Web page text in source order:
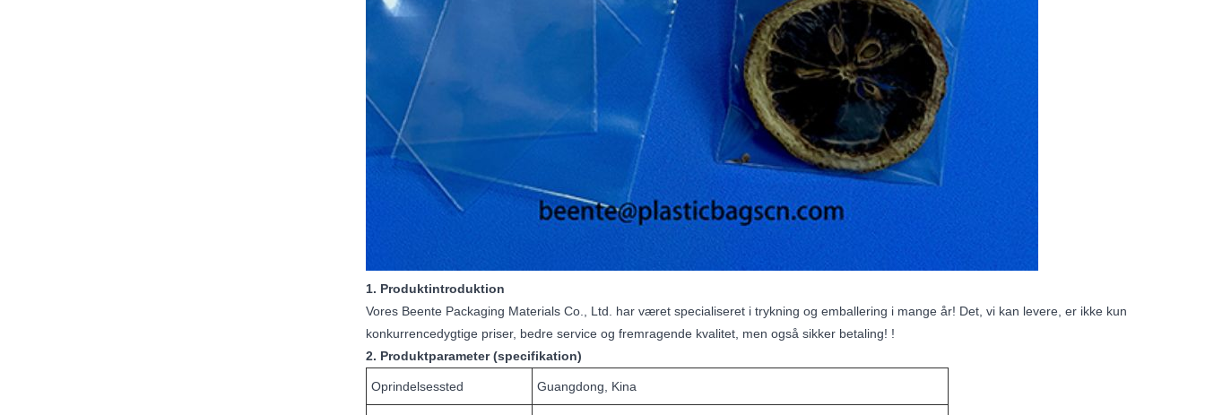
1. Produktintroduktion
Vores Beente Packaging Materials Co., Ltd. har været specialiseret i trykning og emballering i mange år! Det, vi kan levere, er ikke kun
konkurrencedygtige priser, bedre service og fremragende kvalitet, men også sikker betaling! !
2. Produktparameter (specifikation)
Oprindelsessted Guangdong, Kina